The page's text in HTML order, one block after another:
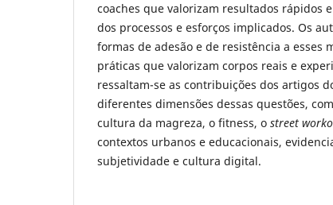
coaches que valorizam resultados rápidos
dos processos e esforços implicados. Os
formas de adesão e de resistência a esses
práticas que valorizam corpos reais e
ressaltam-se as contribuições dos artigos
diferentes dimensões dessas questões,
cultura da magreza, o fitness, o street
contextos urbanos e educacionais,
subjetividade e cultura digital.